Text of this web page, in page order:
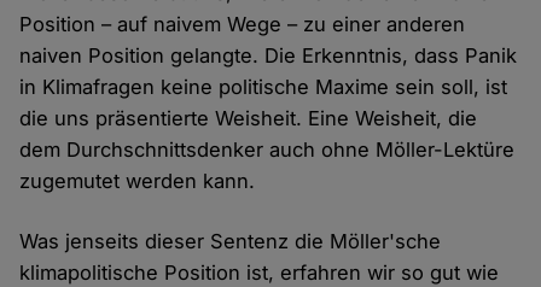
Position – auf naivem Wege – zu einer anderen
naiven Position gelangte. Die Erkenntnis, dass Panik
in Klimafragen keine politische Maxime sein soll, ist
die uns präsentierte Weisheit. Eine Weisheit, die
dem Durchschnittsdenker auch ohne Möller-Lektüre
zugemutet werden kann.
Was jenseits dieser Sentenz die Möller'sche
klimapolitische Position ist, erfahren wir so gut wie